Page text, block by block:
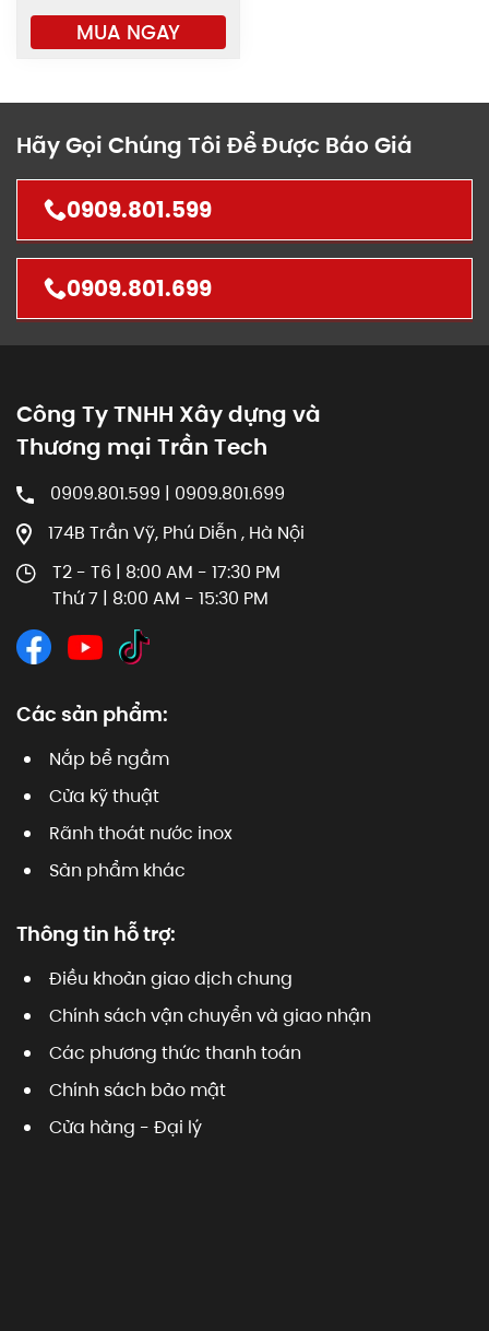
MUA NGAY
Hãy Gọi Chúng Tôi Để Được Báo Giá
0909.801.599
0909.801.699
Công Ty TNHH Xây dựng và
Thương mại Trần Tech
0909.801.599 | 0909.801.699
174B Trần Vỹ, Phú Diễn , Hà Nội
T2 - T6 | 8:00 AM - 17:30 PM
Thứ 7 | 8:00 AM - 15:30 PM
Các sản phẩm:
Nắp bể ngầm
Cửa kỹ thuật
Rãnh thoát nước inox
Sản phẩm khác
Thông tin hỗ trợ:
Điều khoản giao dịch chung
Chính sách vận chuyển và giao nhận
Các phương thức thanh toán
Chính sách bảo mật
Cửa hàng - Đại lý